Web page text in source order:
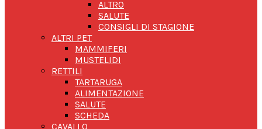
ALTRO
SALUTE
CONSIGLI DI STAGIONE
ALTRI PET
MAMMIFERI
MUSTELIDI
RETTILI
TARTARUGA
ALIMENTAZIONE
SALUTE
SCHEDA
CAVALLO